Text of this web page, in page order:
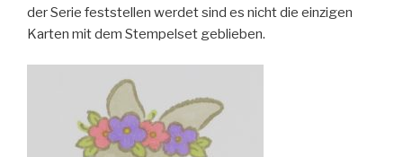
der Serie feststellen werdet sind es nicht die einzigen
Karten mit dem Stempelset geblieben.